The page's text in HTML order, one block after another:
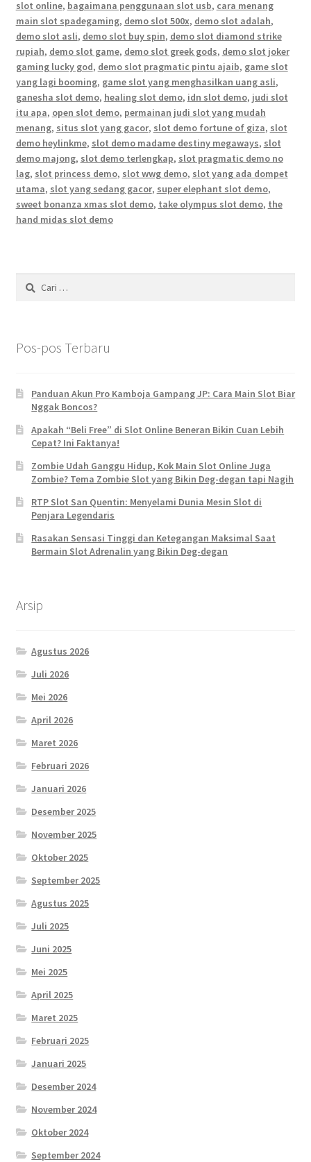
slot online, bagaimana penggunaan slot usb, cara menang
main slot spadegaming, demo slot 500x, demo slot adalah,
demo slot asli, demo slot buy spin, demo slot diamond strike
rupiah, demo slot game, demo slot greek gods, demo slot joker
gaming lucky god, demo slot pragmatic pintu ajaib, game slot
yang lagi booming, game slot yang menghasilkan uang asli,
ganesha slot demo, healing slot demo, idn slot demo, judi slot
itu apa, open slot demo, permainan judi slot yang mudah
menang, situs slot yang gacor, slot demo fortune of giza, slot
demo heylinkme, slot demo madame destiny megaways, slot
demo majong, slot demo terlengkap, slot pragmatic demo no
lag, slot princess demo, slot wwg demo, slot yang ada dompet
utama, slot yang sedang gacor, super elephant slot demo,
sweet bonanza xmas slot demo, take olympus slot demo, the
hand midas slot demo
Cari
untuk:
Pos-pos Terbaru
Panduan Akun Pro Kamboja Gampang JP: Cara Main Slot Biar
Nggak Boncos?
Apakah “Beli Free” di Slot Online Beneran Bikin Cuan Lebih
Cepat? Ini Faktanya!
Zombie Udah Ganggu Hidup, Kok Main Slot Online Juga
Zombie? Tema Zombie Slot yang Bikin Deg-degan tapi Nagih
RTP Slot San Quentin: Menyelami Dunia Mesin Slot di
Penjara Legendaris
Rasakan Sensasi Tinggi dan Ketegangan Maksimal Saat
Bermain Slot Adrenalin yang Bikin Deg-degan
Arsip
Agustus 2026
Juli 2026
Mei 2026
April 2026
Maret 2026
Februari 2026
Januari 2026
Desember 2025
November 2025
Oktober 2025
September 2025
Agustus 2025
Juli 2025
Juni 2025
Mei 2025
April 2025
Maret 2025
Februari 2025
Januari 2025
Desember 2024
November 2024
Oktober 2024
September 2024